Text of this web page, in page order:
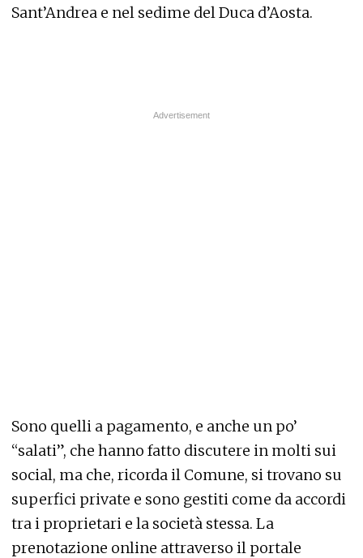
Sant’Andrea e nel sedime del Duca d’Aosta.
Sono quelli a pagamento, e anche un po’
“salati”, che hanno fatto discutere in molti sui
social, ma che, ricorda il Comune, si trovano su
superfici private e sono gestiti come da accordi
tra i proprietari e la società stessa. La
prenotazione online attraverso il portale